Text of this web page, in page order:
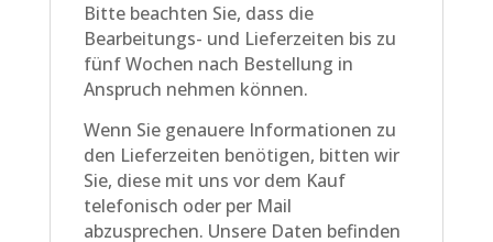
Bitte beachten Sie, dass die
Bearbeitungs- und Lieferzeiten bis zu
fünf Wochen nach Bestellung in
Anspruch nehmen können.
Wenn Sie genauere Informationen zu
den Lieferzeiten benötigen, bitten wir
Sie, diese mit uns vor dem Kauf
telefonisch oder per Mail
abzusprechen. Unsere Daten befinden